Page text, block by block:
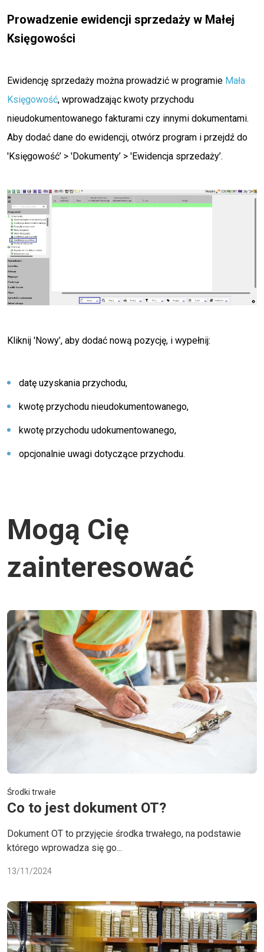
Prowadzenie ewidencji sprzedaży w Małej
Księgowości
Ewidencję sprzedaży można prowadzić w programie Mała
Księgowość, wprowadzając kwoty przychodu
nieudokumentowanego fakturami czy innymi dokumentami.
Aby dodać dane do ewidencji, otwórz program i przejdź do
'Księgowość’ > 'Dokumenty’ > 'Ewidencja sprzedaży’.
Kliknij 'Nowy’, aby dodać nową pozycję, i wypełnij:
datę uzyskania przychodu,
kwotę przychodu nieudokumentowanego,
kwotę przychodu udokumentowanego,
opcjonalnie uwagi dotyczące przychodu.
Mogą Cię
zainteresować
Środki trwałe
Co to jest dokument OT?
Dokument OT to przyjęcie środka trwałego, na podstawie
którego wprowadza się go...
13/11/2024